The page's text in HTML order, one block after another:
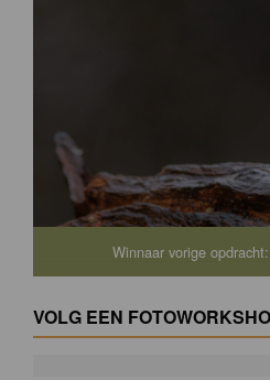
Winnaar vorige
VOLG EEN